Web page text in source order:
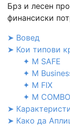
Брз и лесен
финансиски
➤ Вовед
➤ Кои типови
✦ M SAFE
✦ M
✦ M FIX
✦ M COMBO
➤
➤ Како да